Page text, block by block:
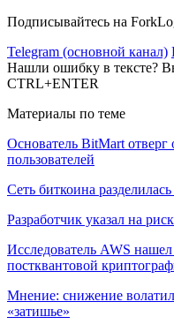
Подписывайтесь на
Telegram (основной канал)
Нашли ошибку в тексте?
CTRL+ENTER
Материалы по теме
Основатель BitMart отверг
пользователей
Сеть биткоина
Разработчик указал на
Исследователь AWS
постквантовой
Мнение: снижение
«затишье»